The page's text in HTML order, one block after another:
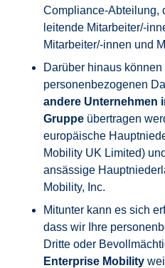
Compliance-Abteilung,
leitende Mitarbeiter/-
Mitarbeiter/-innen und
Darüber hinaus können
personenbezogenen
andere Unternehmen
Gruppe übertragen
europäische
Mobility UK Limited)
ansässige
Mobility, Inc.
Mitunter kann es sich
dass wir Ihre
Dritte oder
Enterprise Mobility